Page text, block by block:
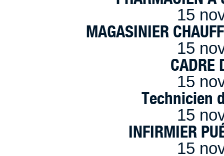
15
MAGASINIER
15
CADRE
15
Technicien
15
INFIRMIER
15